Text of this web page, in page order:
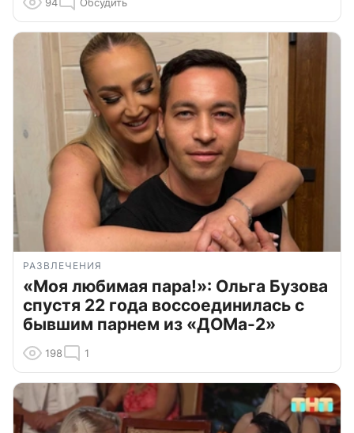
РАЗВЛЕЧЕНИЯ
«Моя любимая пара!»: Ольга Бузова
спустя 22 года воссоединилась с
бывшим парнем из «ДОМа-2»
198 1